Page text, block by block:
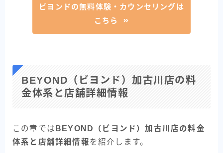
ビヨンドの無料体験・カウンセリングは
こちら
BEYOND（ビヨンド）加古川店の料
金体系と店舗詳細情報
この章では BEYOND（ビヨンド）加古川店の料金
体系と店舗詳細情報を紹介します。